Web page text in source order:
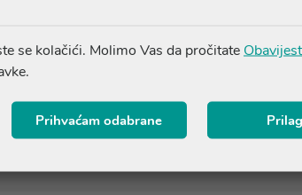
dioksid, masne kiseline, polietilen glikol i
natrijev selenit.
sastav na pakiranju ili nas kontaktirajte na
se kolačići. Molimo Vas da pročitate
Prihvaćam odabrane